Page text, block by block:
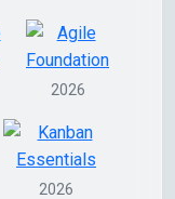
2026
2026